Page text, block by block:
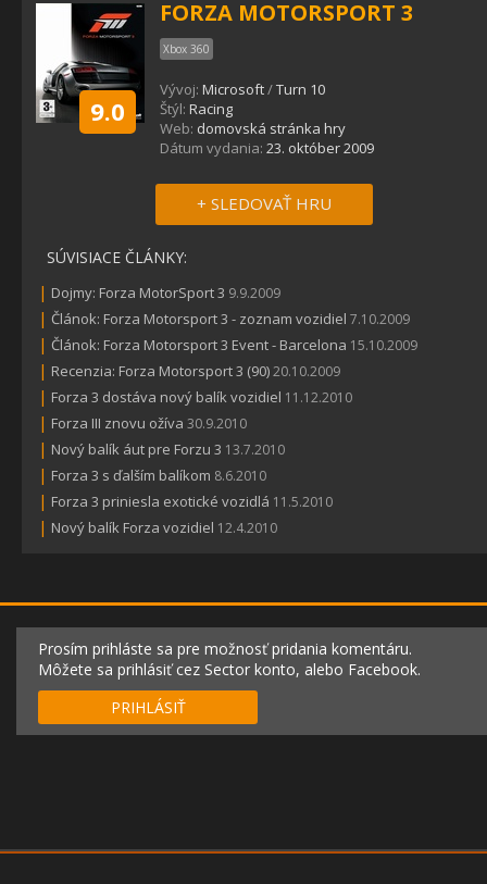
9.0
FORZA MOTORSPORT 3
Xbox 360
Vývoj: Microsoft/Turn 10
Štýl: Racing
Web: domovská stránka hry
Dátum vydania: 23. október 2009
+ SLEDOVAŤ HRU
SÚVISIACE ČLÁNKY:
| Dojmy: Forza MotorSport 3 9.9.2009
| Článok: Forza Motorsport 3 - zoznam vozidiel 7.10.2009
| Článok: Forza Motorsport 3 Event - Barcelona 15.10.2009
| Recenzia: Forza Motorsport 3 (90)20.10.2009
| Forza 3 dostáva nový balík vozidiel 11.12.2010
| Forza III znovu ožíva 30.9.2010
| Nový balík áut pre Forzu 3 13.7.2010
| Forza 3 s ďalším balíkom 8.6.2010
| Forza 3 priniesla exotické vozidlá 11.5.2010
| Nový balík Forza vozidiel 12.4.2010
Prosím prihláste sa pre možnosť pridania komentáru.
Môžete sa prihlásiť cez Sector konto, alebo Facebook.
PRIHLÁSIŤ